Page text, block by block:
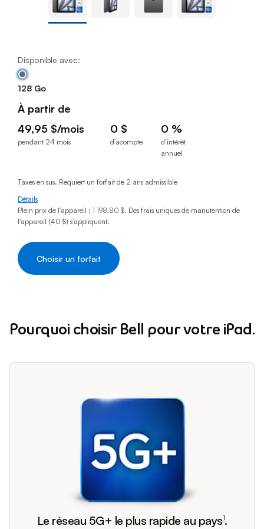
Disponible avec:
128 Go
À partir de
49,95 $/mois
pendant 24 mois
0 $
d’acompte
0 $d’acompte
0 %
d’intérêt
annuel
Taxes en sus. Requiert un forfait de 2 ans admissible
Détails
Plein prix de l’appareil : 1 198,80 $. Des frais uniques de manutention de
l'appareil (40 $) s’appliquent.
Pourquoi choisir Bell pour votre iPad.
Le réseau 5G+ le plus rapide au pays1.